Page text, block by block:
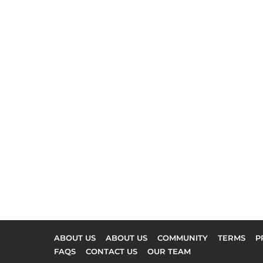
ABOUT US ABOUT US COMMUNITY TERMS
FAQS
CONTACT US OUR TEAM